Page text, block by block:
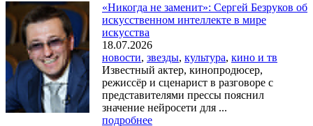
«Никогда не заменит»: Сергей Безруков об
искусственном интеллекте в мире
искусства
18.07.2026
новости, звезды, культура, кино и тв
Известный актер, кинопродюсер,
режиссёр и сценарист в разговоре с
представителями прессы пояснил
значение нейросети для ...
подробнее